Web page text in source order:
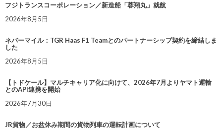
フジトランスコーポレーション／新造船「蓉翔丸」就航
2026年8月5日
ネバーマイル：TGR Haas F1 Teamとのパートナーシップ契約を締結しま
した
2026年8月5日
【トドケール】マルチキャリア化に向けて、2026年7月よりヤマト運輸
とのAPI連携を開始
2026年7月30日
JR貨物／お盆休み期間の貨物列車の運転計画について